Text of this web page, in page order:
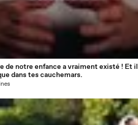
de notre enfance a vraiment existé ! Et il
dans tes cauchemars.